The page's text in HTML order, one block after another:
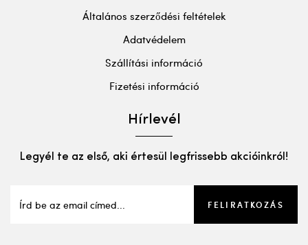
Általános szerződési feltételek
Adatvédelem
Szállítási információ
Fizetési információ
Hírlevél
Legyél te az első, aki értesül legfrissebb akcióinkról!
FELIRATKOZÁS